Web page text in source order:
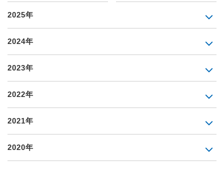
2025年
2024年
2023年
2022年
2021年
2020年